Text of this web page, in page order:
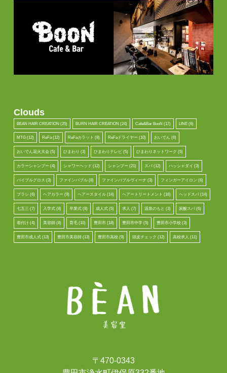
Clouds
BEAN HAIR CREATION (25) BURN HAIR CREATION (24) Cafe&Bar BooN (17) LINE (6)
MTG (12) ReFa(12) ReFaカラット (8) ReFaドライヤー (10) おいでん (6)
おいでん花火大会 (5) ひまわり (3) ひまわりテレビ (5) ひまわりネットワーク (5)
カラーシャンプー (4) シャワーヘッド (12) シャンプー (21) スパ (12) ハッシャダイ (3)
バイブルグロス (3) ファインバブル (8) ファインバブルヴィーナ (3) フィンガーアイロン (6)
ブラシ (6) ヘアカラー (9) ヘアースタイル (14) ヘアートリートメント (16) ヘッドスパ (14)
七五三 (7) 入学式 (8) 卒業式 (8) 成人式 (5) 求人 (7) 温泉のもと (3) 炭酸スパ (6)
着付け (4) 美容師 (8) 育毛 (10) 豊田市 (18) 豊田市中学 (5) 豊田市小学校 (3)
豊田市成人式 (13) 豊田市美容師 (13) 豊田市高校 (9) 頭皮チェック (12) 高校求人 (11)
〒470-0343